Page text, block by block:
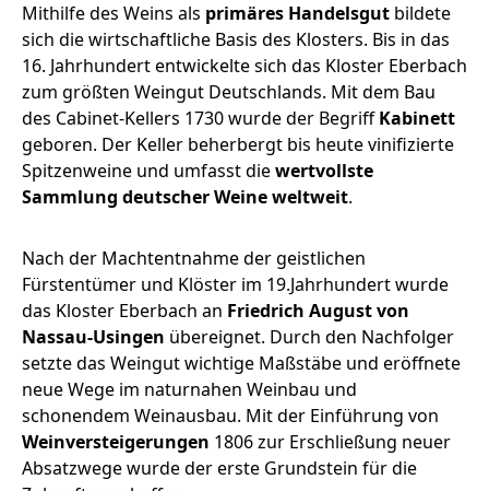
Mithilfe des Weins als primäres Handelsgut bildete
sich die wirtschaftliche Basis des Klosters. Bis in das
16. Jahrhundert entwickelte sich das Kloster Eberbach
zum größten Weingut Deutschlands. Mit dem Bau
des Cabinet-Kellers 1730 wurde der BegriffKabinett
geboren. Der Keller beherbergt bis heute vinifizierte
Spitzenweine und umfasst diewertvollste
Sammlung deutscher Weine weltweit.
Nach der Machtentnahme der geistlichen
Fürstentümer und Klöster im 19.Jahrhundert wurde
das Kloster Eberbach an Friedrich August von
Nassau-Usingen übereignet. Durch den Nachfolger
setzte das Weingut wichtige Maßstäbe und eröffnete
neue Wege im naturnahen Weinbau und
schonendem Weinausbau. Mit der Einführung von
Weinversteigerungen 1806 zur Erschließung neuer
Absatzwege wurde der erste Grundstein für die